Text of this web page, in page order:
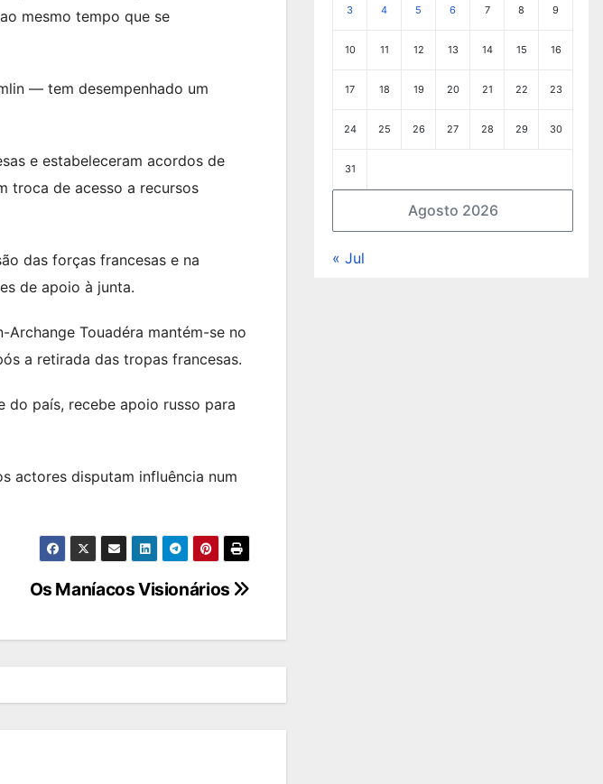
mesmo tempo que se
— tem desempenhado um
e estabeleceram acordos de
troca de acesso a recursos
das forças francesas e na
de apoio à junta.
Touadéra mantém-se no
a retirada das tropas francesas.
do país, recebe apoio russo para
actores disputam influência num
Os Maníacos Visionários
Agosto 2026
3 4 5 6 7 8 9
10 11 12 13 14 15 16
17 18 19 20 21 22 23
24 25 26 27 28 29 30
31
« Jul